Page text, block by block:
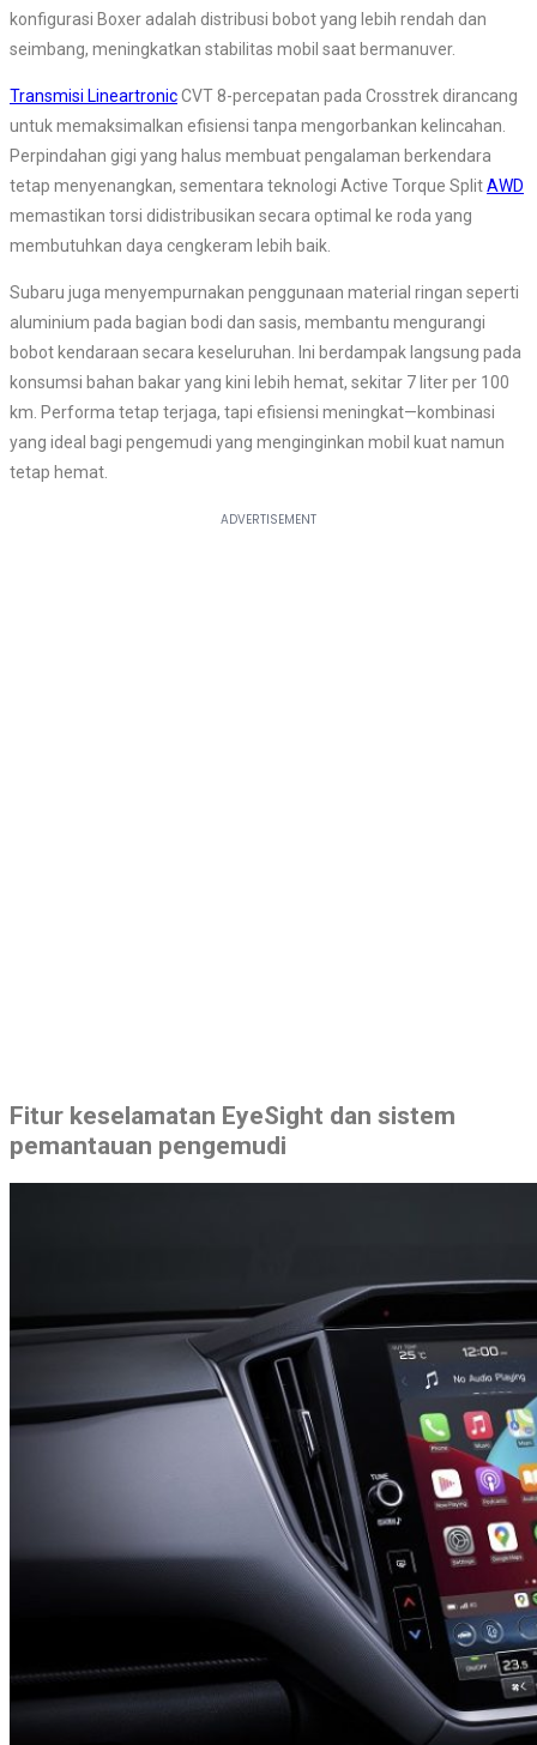
konfigurasi Boxer adalah distribusi bobot yang lebih rendah dan
seimbang, meningkatkan stabilitas mobil saat bermanuver.
Transmisi LineartronicCVT 8-percepatan pada Crosstrek dirancang
untuk memaksimalkan efisiensi tanpa mengorbankan kelincahan.
Perpindahan gigi yang halus membuat pengalaman berkendara
tetap menyenangkan, sementara teknologi Active Torque SplitAWD
memastikan torsi didistribusikan secara optimal ke roda yang
membutuhkan daya cengkeram lebih baik.
Subaru juga menyempurnakan penggunaan material ringan seperti
aluminium pada bagian bodi dan sasis, membantu mengurangi
bobot kendaraan secara keseluruhan. Ini berdampak langsung pada
konsumsi bahan bakar yang kini lebih hemat, sekitar 7 liter per 100
km. Performa tetap terjaga, tapi efisiensi meningkat—kombinasi
yang ideal bagi pengemudi yang menginginkan mobil kuat namun
tetap hemat.
Fitur keselamatan EyeSight dan sistem
pemantauan pengemudi